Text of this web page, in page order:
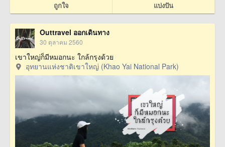
ถูกใจ แบ่งปัน
Outtravel ออกเดินทาง
30 ตุลาคม 2560
เขาใหญ่ก็มีหมอกนะ ใกล้กรุงด้วย
อุทยานแห่งชาติเขาใหญ่ (Khao Yai National Park)